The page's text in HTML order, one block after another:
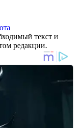
текст и
редакции.